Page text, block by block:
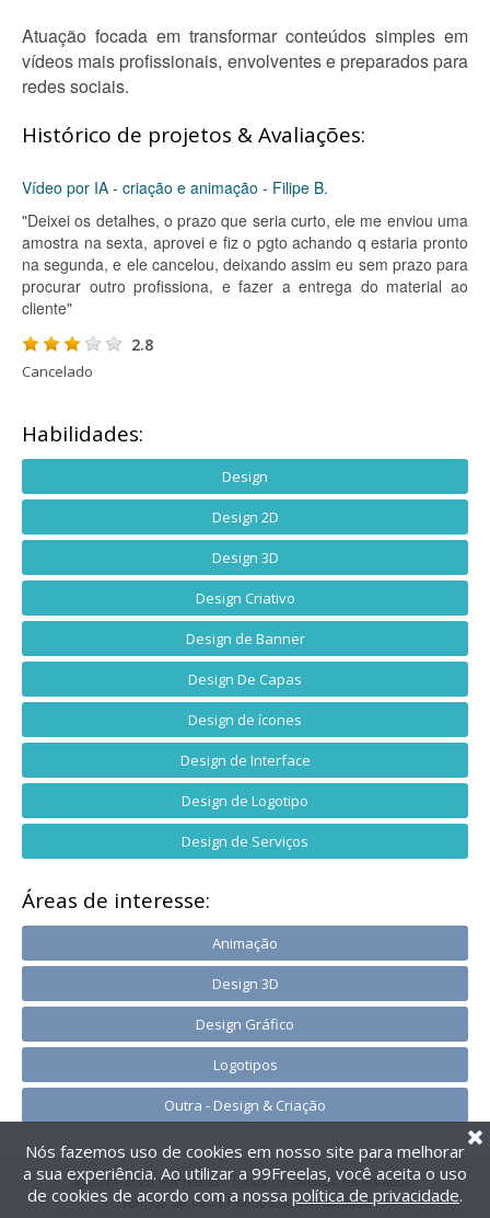
Atuação focada em transformar conteúdos simples em
vídeos mais profissionais, envolventes e preparados para
redes sociais.
Histórico de projetos & Avaliações:
Vídeo por IA - criação e animação - Filipe B.
"Deixei os detalhes, o prazo que seria curto, ele me enviou uma
amostra na sexta, aprovei e fiz o pgto achando q estaria pronto
na segunda, e ele cancelou, deixando assim eu sem prazo para
procurar outro profissiona, e fazer a entrega do material ao
cliente"
2.8
Cancelado
Habilidades:
Design
Design 2D
Design 3D
Design Criativo
Design de Banner
Design De Capas
Design de ícones
Design de Interface
Design de Logotipo
Design de Serviços
Áreas de interesse:
Animação
Design 3D
Design Gráfico
Logotipos
Outra - Design & Criação
@2014-2026 99Freelas. Todos os direitos reservados.
Termos de uso| Política de privacidade
Nós fazemos uso de cookies em nosso site para melhorar
a sua experiência. Ao utilizar a 99Freelas, você aceita o uso
de cookies de acordo com a nossa política de privacidade.